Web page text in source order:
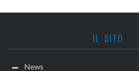
IL SITO
News